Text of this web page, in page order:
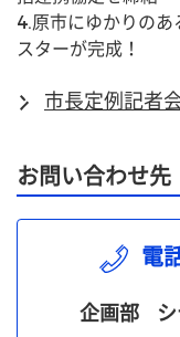
4.原市にゆかりの
スターが完成！
市長定例記者
お問い合わせ先
電
企画部